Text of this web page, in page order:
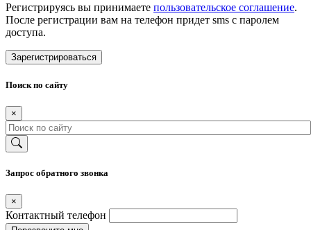
Регистрируясь вы принимаете пользовательское соглашение.
После регистрации вам на телефон придет sms с паролем
доступа.
Зарегистрироваться
Поиск по сайту
×
Запрос обратного звонка
×
Контактный телефон